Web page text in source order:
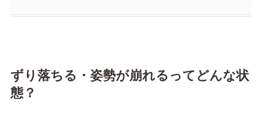
ずり落ちる・姿勢が崩れるってどんな状
態？